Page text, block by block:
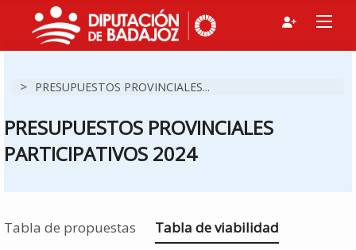
> PRESUPUESTOS PROVINCIALES...
PRESUPUESTOS PROVINCIALES
PARTICIPATIVOS 2024
Tabla de propuestas Estás en
Tabla de viabilidad